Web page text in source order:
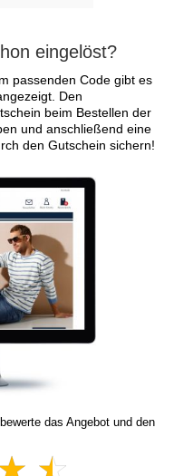
eingelöst?
passenden Code gibt es
Den
beim Bestellen der
und anschließend eine
den Gutschein sichern!
das Angebot und den